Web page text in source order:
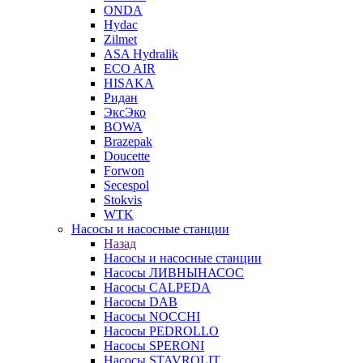
ONDA
Hydac
Zilmet
ASA Hydralik
ECO AIR
HISAKA
Ридан
ЭксЭко
BOWA
Brazepak
Doucette
Forwon
Secespol
Stokvis
WTK
Насосы и насосные станции
Назад
Насосы и насосные станции
Насосы ЛИВНЫНАСОС
Насосы CALPEDA
Насосы DAB
Насосы NOCCHI
Насосы PEDROLLO
Насосы SPERONI
Насосы STAVROLIT